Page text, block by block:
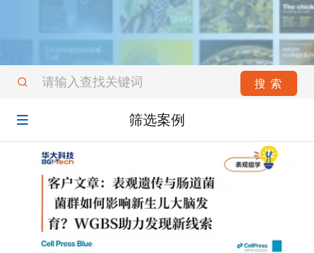
请输入查找关键词 搜 索
筛选案例